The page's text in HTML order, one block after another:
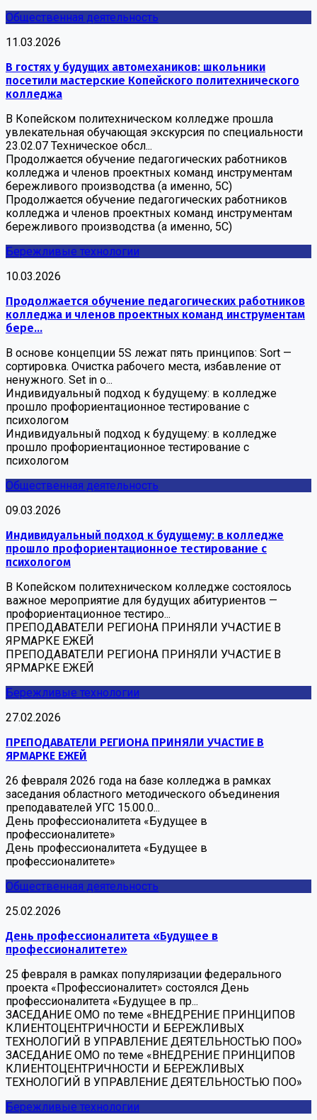
Общественная деятельность
11.03.2026
В гостях у будущих автомехаников: школьники
посетили мастерские Копейского политехнического
колледжа
В Копейском политехническом колледже прошла
увлекательная обучающая экскурсия по специальности
23.02.07 Техническое обсл...
Продолжается обучение педагогических работников
колледжа и членов проектных команд инструментам
бережливого производства (а именно, 5С)
Продолжается обучение педагогических работников
колледжа и членов проектных команд инструментам
бережливого производства (а именно, 5С)
Бережливые технологии
10.03.2026
Продолжается обучение педагогических работников
колледжа и членов проектных команд инструментам
бере...
В основе концепции 5S лежат пять принципов: Sort —
сортировка. Очистка рабочего места, избавление от
ненужного. Set in o...
Индивидуальный подход к будущему: в колледже
прошло профориентационное тестирование с
психологом
Индивидуальный подход к будущему: в колледже
прошло профориентационное тестирование с
психологом
Общественная деятельность
09.03.2026
Индивидуальный подход к будущему: в колледже
прошло профориентационное тестирование с
психологом
В Копейском политехническом колледже состоялось
важное мероприятие для будущих абитуриентов —
профориентационное тестиро...
ПРЕПОДАВАТЕЛИ РЕГИОНА ПРИНЯЛИ УЧАСТИЕ В
ЯРМАРКЕ ЕЖЕЙ
ПРЕПОДАВАТЕЛИ РЕГИОНА ПРИНЯЛИ УЧАСТИЕ В
ЯРМАРКЕ ЕЖЕЙ
Бережливые технологии
27.02.2026
ПРЕПОДАВАТЕЛИ РЕГИОНА ПРИНЯЛИ УЧАСТИЕ В
ЯРМАРКЕ ЕЖЕЙ
26 февраля 2026 года на базе колледжа в рамках
заседания областного методического объединения
преподавателей УГС 15.00.0...
День профессионалитета «Будущее в
профессионалитете»
День профессионалитета «Будущее в
профессионалитете»
Общественная деятельность
25.02.2026
День профессионалитета «Будущее в
профессионалитете»
25 февраля в рамках популяризации федерального
проекта «Профессионалитет» состоялся День
профессионалитета «Будущее в пр...
ЗАСЕДАНИЕ ОМО по теме «ВНЕДРЕНИЕ ПРИНЦИПОВ
КЛИЕНТОЦЕНТРИЧНОСТИ И БЕРЕЖЛИВЫХ
ТЕХНОЛОГИЙ В УПРАВЛЕНИЕ ДЕЯТЕЛЬНОСТЬЮ ПОО»
ЗАСЕДАНИЕ ОМО по теме «ВНЕДРЕНИЕ ПРИНЦИПОВ
КЛИЕНТОЦЕНТРИЧНОСТИ И БЕРЕЖЛИВЫХ
ТЕХНОЛОГИЙ В УПРАВЛЕНИЕ ДЕЯТЕЛЬНОСТЬЮ ПОО»
Бережливые технологии